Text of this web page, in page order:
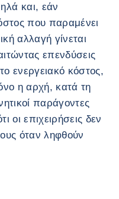
και, εάν
που παραμένει
αλλαγή γίνεται
επενδύσεις
ενεργειακό κόστος,
η αρχή, κατά τη
παράγοντες
οι επιχειρήσεις δεν
όταν ληφθούν